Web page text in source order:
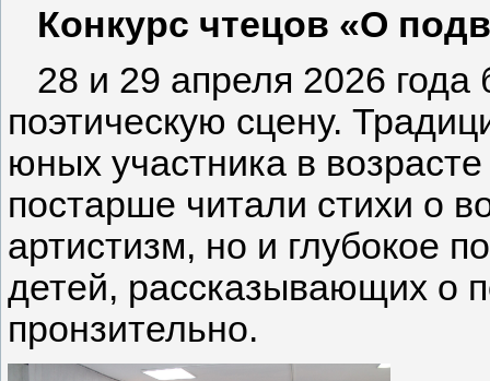
Конкурс чтецов «О
28 и 29 апреля 2026 года
поэтическую сцену.
юных участника в
постарше читали стихи о
артистизм, но и глубокое
детей, рассказывающих о
пронзительно.